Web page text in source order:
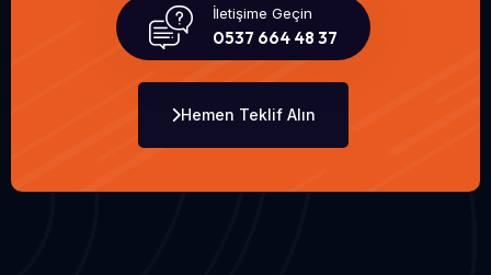
0537 664 48 37
İletişime Geçin
Hemen Teklif Alın